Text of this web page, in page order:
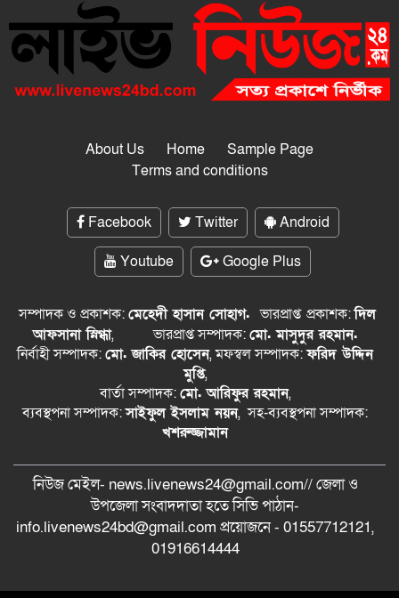
About Us Home
Sample Page
Terms and conditions
Facebook Twitter
Android
Youtube
Google Plus
সম্পাদক ও প্রকাশক:মেহেদী হাসান সোহাগ.ভারপ্রাপ্ত প্রকাশক:দিল
আফসানা স্নিগ্ধা, ভারপ্রাপ্ত সম্পাদক:মো. মাসুদুর রহমান.
নির্বাহী সম্পাদক:মো. জাকির হোসেন, মফস্বল সম্পাদক:ফরিদ উদ্দিন
মুপ্তি,
বার্তা সম্পাদক:মো. আরিফুর রহমান,
ব্যবস্থপনা সম্পাদক:সাইফুল ইসলাম নয়ন, সহ-ব্যবস্থপনা সম্পাদক:
খশরুজ্জামান
নিউজ মেইল- news.livenews24@gmail.com// জেলা ও
‍উপজেলা সংবাদদাতা হতে সিভি পাঠান-
info.livenews24bd@gmail.com প্রয়োজনে - 01557712121,
01916614444